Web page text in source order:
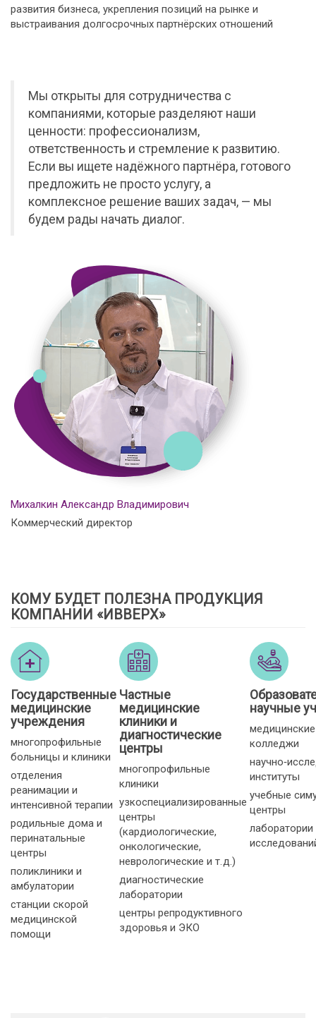
развития бизнеса, укрепления позиций на рынке и
выстраивания долгосрочных партнёрских отношений
Мы открыты для сотрудничества с
компаниями, которые разделяют наши
ценности: профессионализм,
ответственность и стремление к развитию.
Если вы ищете надёжного партнёра, готового
предложить не просто услугу, а
комплексное решение ваших задач, — мы
будем рады начать диалог.
Михалкин Александр Владимирович
Коммерческий директор
КОМУ БУДЕТ ПОЛЕЗНА ПРОДУКЦИЯ
КОМПАНИИ «ИВВЕРХ»
Государственные
медицинские
учреждения
многопрофильные
больницы и клиники
отделения
реанимации и
интенсивной терапии
родильные дома и
перинатальные
центры
поликлиники и
амбулатории
станции скорой
медицинской
помощи
Частные
медицинские
клиники и
диагностические
центры
многопрофильные
клиники
узкоспециализированные
центры
(кардиологические,
онкологические,
неврологические и т. д.)
диагностические
лаборатории
центры репродуктивного
здоровья и ЭКО
научные
колледжи
институты
учебные
центры
лаборатории